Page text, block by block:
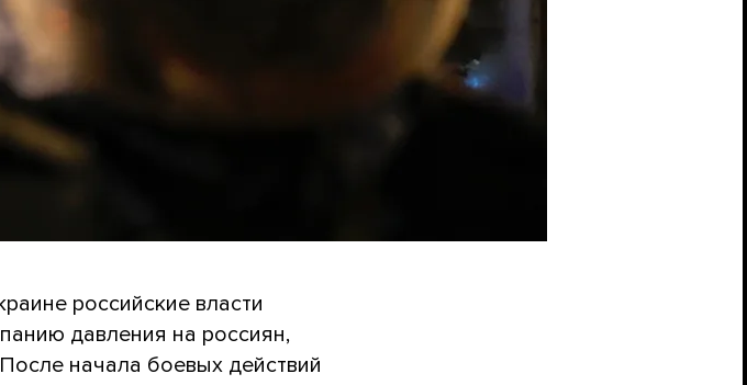
российские власти
давления на россиян,
начала боевых действий